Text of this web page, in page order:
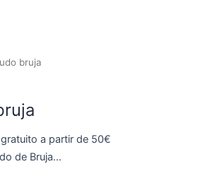
bruja
a partir de 50€
de Bruja…